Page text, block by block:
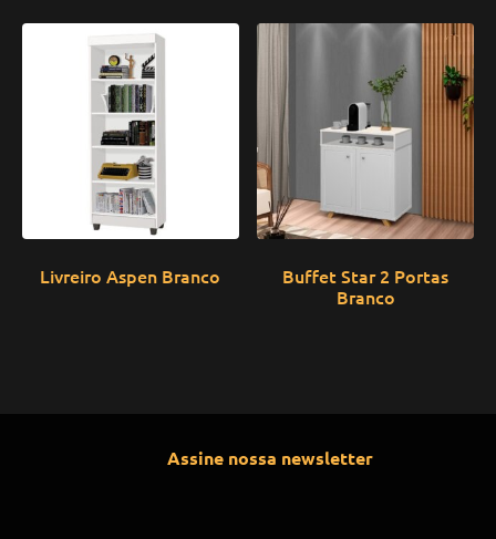
Livreiro Aspen Branco
Buffet Star 2 Portas
Branco
Assine nossa newsletter